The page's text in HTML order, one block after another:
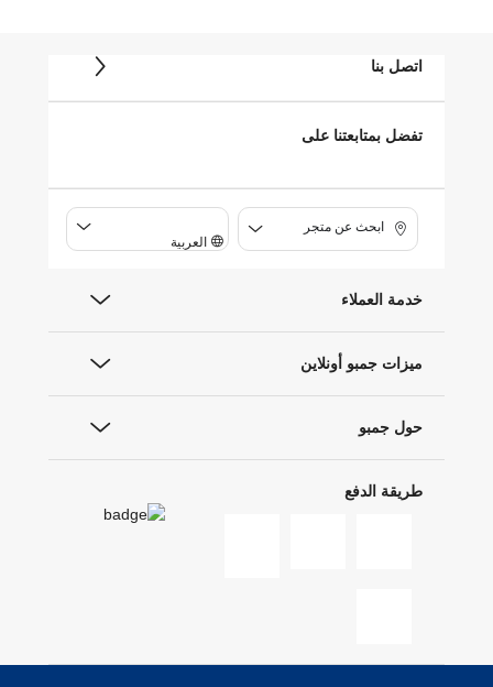
اتصل بنا
تفضل بمتابعتنا على
ابحث عن متجر
العربية
خدمة العملاء
ميزات جمبو أونلاين
حول جمبو
طريقة الدفع